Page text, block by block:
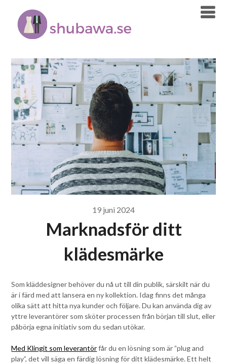
content
19 juni 2024
Marknadsför ditt
klädesmärke
Som kläddesigner behöver du nå ut till din publik, särskilt när du
är i färd med att lansera en ny kollektion. Idag finns det många
olika sätt att hitta nya kunder och följare. Du kan använda dig av
yttre leverantörer som sköter processen från början till slut, eller
påbörja egna initiativ som du sedan utökar.
Med Klingit som leverantörfår du en lösning som är ”plug and
play”, det vill säga en färdig lösning för ditt klädesmärke. Ett helt